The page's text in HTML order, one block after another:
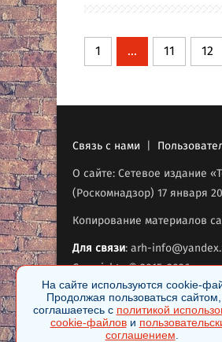
1 ... 11 12
Связь с нами |
О сайте: Сетевое издание
(Роскомнадзор) 17 января
Копирование материалов
Для связи: arh-
Copyrights © 2015-2026.
На сайте используются cookie-
Продолжая пользоваться
соглашаетесь с политикой
cookie-файлови
соглашением